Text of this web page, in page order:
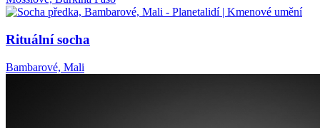
Rituální socha
Bambarové, Mali